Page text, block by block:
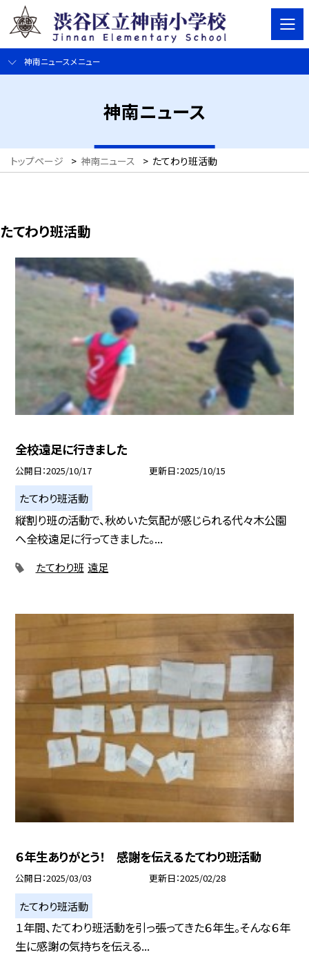
神南ニュースメニュー
神南ニュース
トップページ > 神南ニュース > たてわり班活動
たてわり班活動
全校遠足に行きました
公開日 2025/10/17 更新日 2025/10/15
たてわり班活動
縦割り班の活動で、秋めいた気配が感じられる代々木公園
へ全校遠足に行ってきました。...
たてわり班 遠足
６年生ありがとう！ 感謝を伝えるたてわり班活動
公開日 2025/03/03 更新日 2025/02/28
たてわり班活動
１年間、たてわり班活動を引っ張ってきた６年生。そんな６年
生に感謝の気持ちを伝える...